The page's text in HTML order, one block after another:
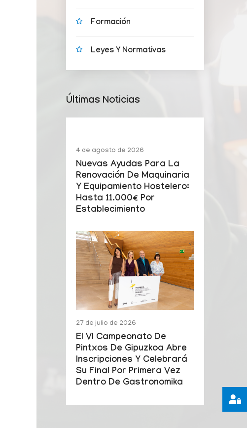
Formación
Leyes Y Normativas
Últimas Noticias
4 de agosto de 2026
Nuevas Ayudas Para La
Renovación De Maquinaria
Y Equipamiento Hostelero:
Hasta 11.000€ Por
Establecimiento
27 de julio de 2026
El VI Campeonato De
Pintxos De Gipuzkoa Abre
Inscripciones Y Celebrará
Su Final Por Primera Vez
Dentro De Gastronomika